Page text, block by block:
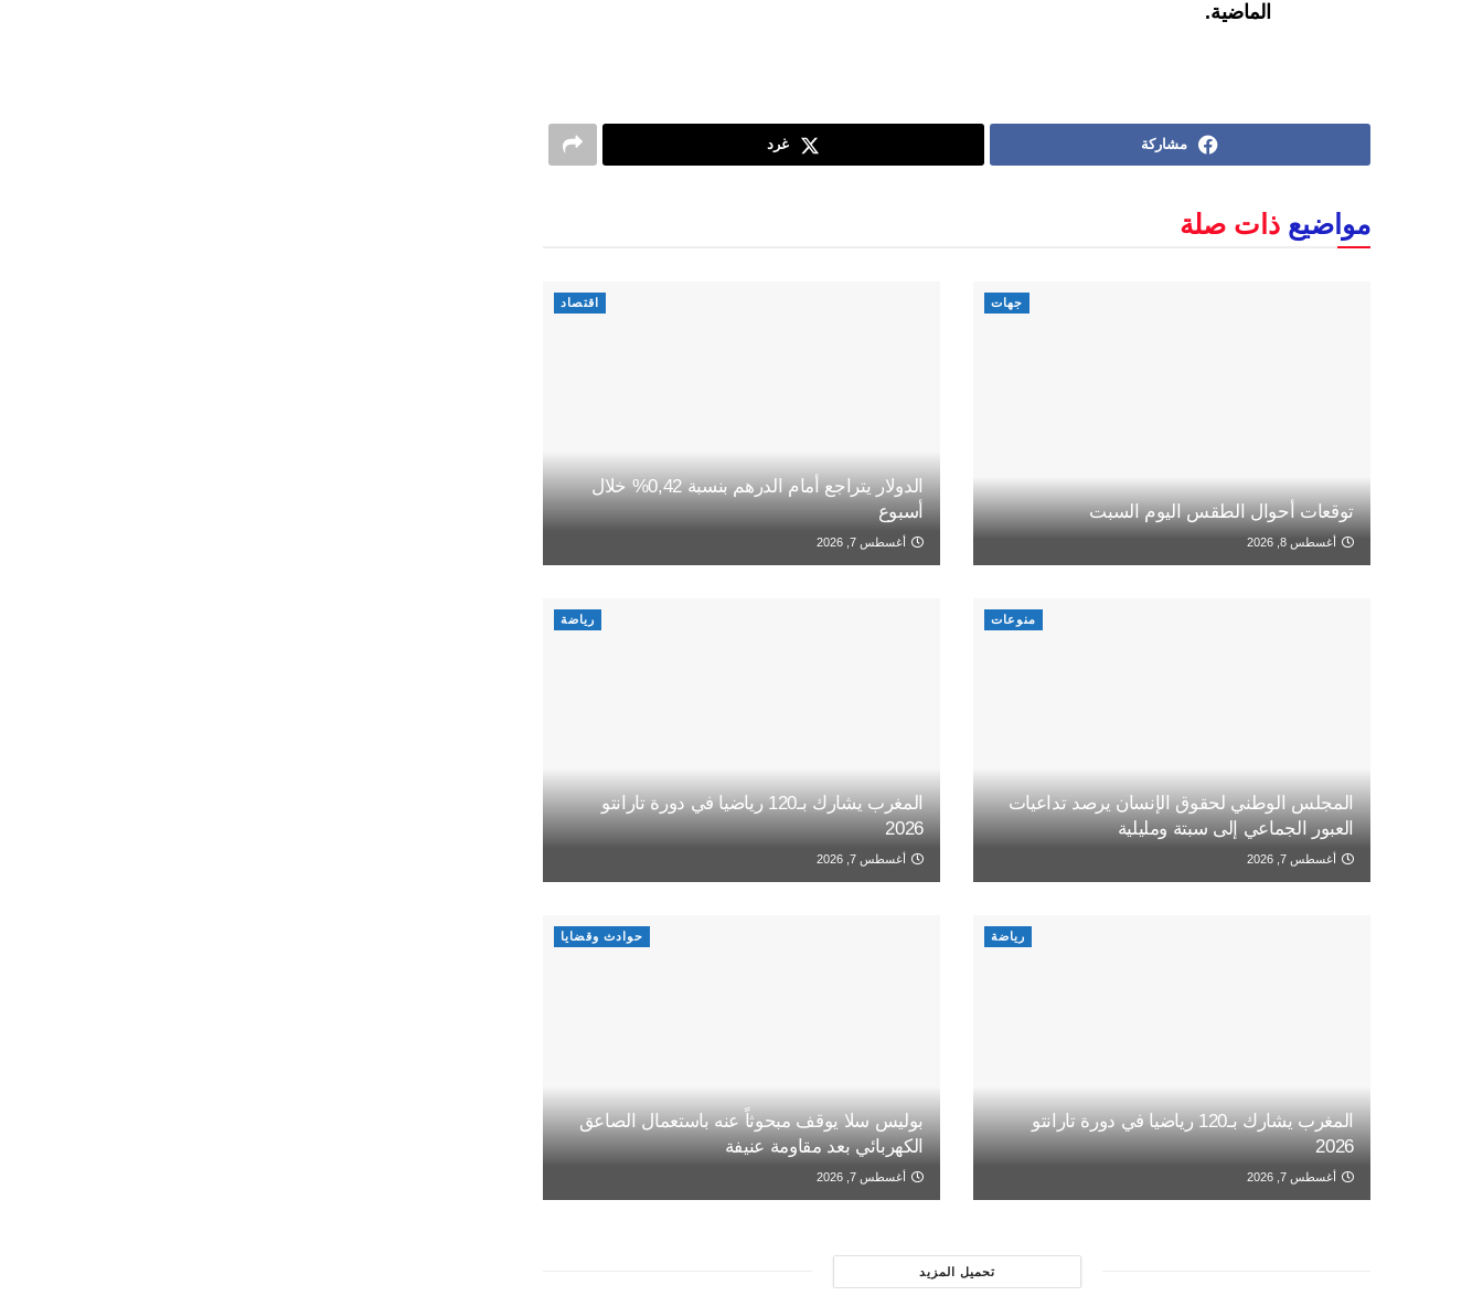
الماضية.
مشاركة غرد
مواضيع ذات صلة
جهات
توقعات أحوال الطقس اليوم السبت
أغسطس 8, 2026
اقتصاد
الدولار يتراجع أمام الدرهم بنسبة 0,42% خلال
أسبوع
أغسطس 7, 2026
منوعات
المجلس الوطني لحقوق الإنسان يرصد تداعيات
العبور الجماعي إلى سبتة ومليلية
أغسطس 7, 2026
رياضة
المغرب يشارك بـ120 رياضيا في دورة تارانتو
2026
أغسطس 7, 2026
رياضة
المغرب يشارك بـ120 رياضيا في دورة تارانتو
2026
أغسطس 7, 2026
حوادث وقضايا
بوليس سلا يوقف مبحوثاً عنه باستعمال الصاعق
الكهربائي بعد مقاومة عنيفة
أغسطس 7, 2026
تحميل المزيد